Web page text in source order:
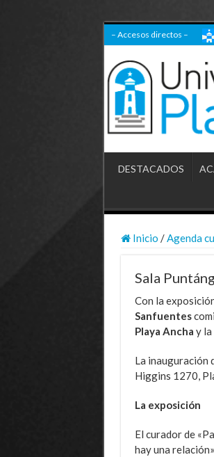
– Accesos directos –
DESTACADOS
Inicio / Agenda
Sala
Con la
Sanfuentes
Playa Ancha y la
La inauguración
Higgins 1270,
La exposición
El curador de
hay una